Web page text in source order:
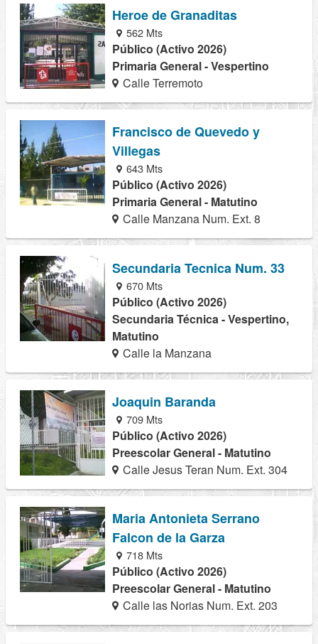
Heroe de Granaditas
562 Mts
Público (Activo 2026)
Primaria General - Vespertino
Calle Terremoto
Francisco de Quevedo y
Villegas
643 Mts
Público (Activo 2026)
Primaria General - Matutino
Calle Manzana Num. Ext. 8
Secundaria Tecnica Num. 33
670 Mts
Público (Activo 2026)
Secundaria Técnica - Vespertino,
Matutino
Calle la Manzana
Joaquin Baranda
709 Mts
Público (Activo 2026)
Preescolar General - Matutino
Calle Jesus Teran Num. Ext. 304
Maria Antonieta Serrano
Falcon de la Garza
718 Mts
Público (Activo 2026)
Preescolar General - Matutino
Calle las Norias Num. Ext. 203